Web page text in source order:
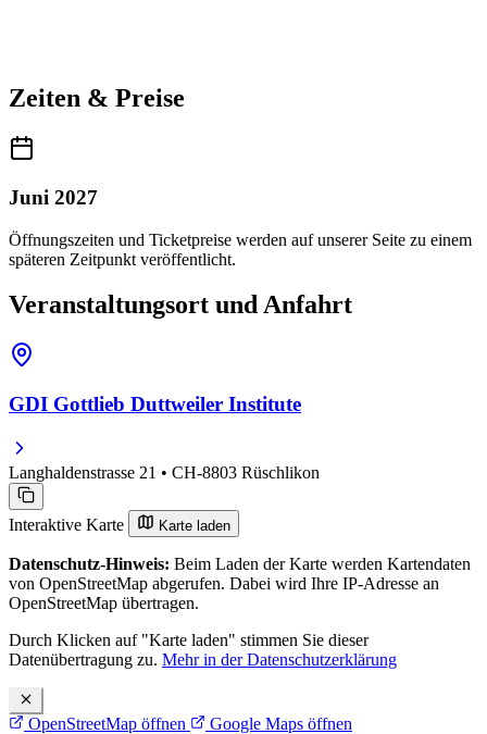
Zeiten & Preise
Juni 2027
Öffnungszeiten und Ticketpreise werden auf unserer Seite zu einem
späteren Zeitpunkt veröffentlicht.
Veranstaltungsort und Anfahrt
GDI Gottlieb Duttweiler Institute
Langhaldenstrasse 21 • CH-8803 Rüschlikon
Interaktive Karte Karte laden
Datenschutz-Hinweis: Beim Laden der Karte werden Kartendaten
von OpenStreetMap abgerufen. Dabei wird Ihre IP-Adresse an
OpenStreetMap übertragen.
Durch Klicken auf "Karte laden" stimmen Sie dieser
Datenübertragung zu. Mehr in der Datenschutzerklärung
OpenStreetMap öffnen
Google Maps öffnen